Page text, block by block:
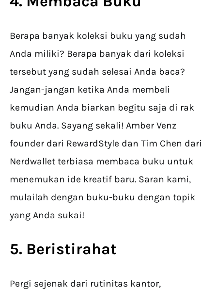
Berapa banyak koleksi buku yang sudah
Anda miliki? Berapa banyak dari koleksi
tersebut yang sudah selesai Anda baca?
Jangan-jangan ketika Anda membeli
kemudian Anda biarkan begitu saja di rak
buku Anda. Sayang sekali! Amber Venz
founder dari RewardStyle dan Tim Chen dari
Nerdwallet terbiasa membaca buku untuk
menemukan ide kreatif baru. Saran kami,
mulailah dengan buku-buku dengan topik
yang Anda sukai!
5. Beristirahat
Pergi sejenak dari rutinitas kantor,